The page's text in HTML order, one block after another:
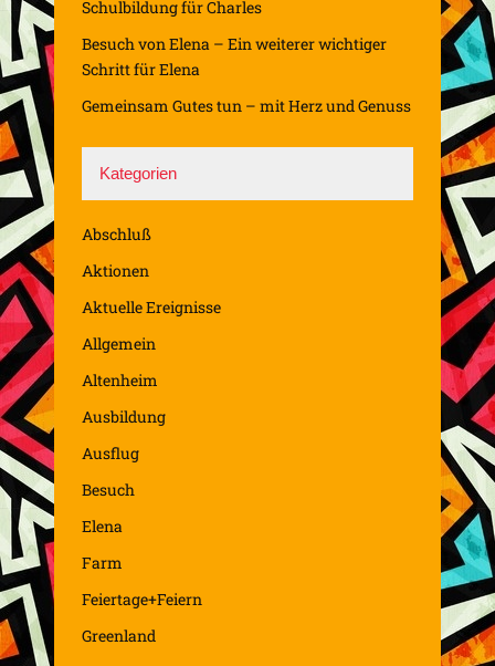
Schulbildung für Charles
Besuch von Elena – Ein weiterer wichtiger
Schritt für Elena
Gemeinsam Gutes tun – mit Herz und Genuss
Kategorien
Abschluß
Aktionen
Aktuelle Ereignisse
Allgemein
Altenheim
Ausbildung
Ausflug
Besuch
Elena
Farm
Feiertage+Feiern
Greenland